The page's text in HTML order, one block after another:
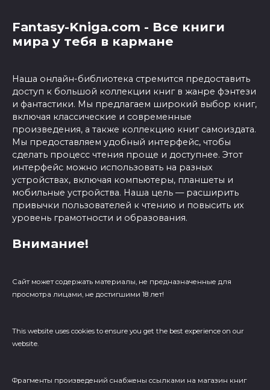
Fantasy-Kniga.com - Все книги
мира у тебя в кармане
Наша онлайн-библиотека стремится предоставить
доступ к большой коллекции книг в жанре фэнтези
и фантастики. Мы предлагаем широкий выбор книг,
включая классические и современные
произведения, а также коллекцию книг самоиздата.
Мы предоставляем удобный интерфейс, чтобы
сделать процесс чтения проще и доступнее. Этот
интерфейс можно использовать на разных
устройствах, включая компьютеры, планшеты и
мобильные устройства. Наша цель — расширить
привычки пользователей к чтению и повысить их
уровень грамотности и образования.
Внимание!
Сайт может содержать материалы, не предназначенные для
просмотра лицами, не достигшими 18 лет!
This website uses cookies to ensure you get the best experience on our
website.
Фрагменты произведений cнабжены ссылками на магазин книг